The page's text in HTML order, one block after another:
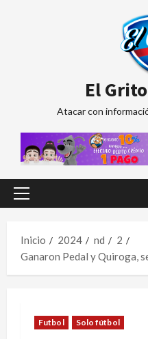
El
Atacar con
Menú
Inicio
2024 nd
2
Ganaron Pedal y Quiroga,
Futbol Solo fútbol